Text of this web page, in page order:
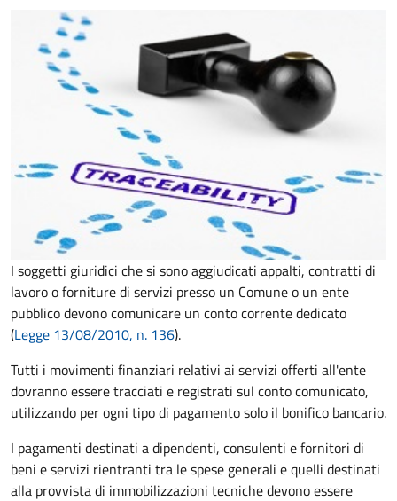
I soggetti giuridici che si sono aggiudicati appalti, contratti di
lavoro o forniture di servizi presso un Comune o un ente
pubblico devono comunicare un conto corrente dedicato
(Legge 13/08/2010, n. 136).
Tutti i movimenti finanziari relativi ai servizi offerti all'ente
dovranno essere tracciati e registrati sul conto comunicato,
utilizzando per ogni tipo di pagamento solo il bonifico bancario.
I pagamenti destinati a dipendenti, consulenti e fornitori di
beni e servizi rientranti tra le spese generali e quelli destinati
alla provvista di immobilizzazioni tecniche devono essere